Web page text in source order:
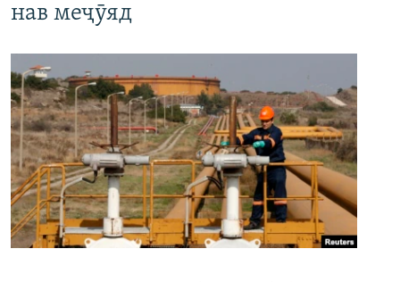
нав меҷӯяд